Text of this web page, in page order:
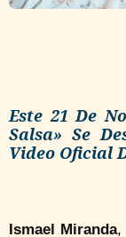
Este 21 De
Salsa» Se
Video Oficial
Ismael Miranda,